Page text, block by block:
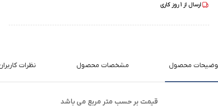
ارسال از 1روز کاری
محصول مشخصات محصول نظرات
قیمت بر حسب متر مربع می باشد